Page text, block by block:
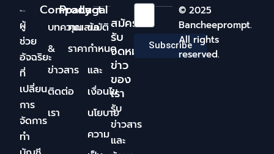
ผู้
ช่วย
อัจฉริยะ
ที่
เปลี่ยน
การ
จัดการ
ทำ
Company
บทความ
&
ข่าวสาร
ติดต่อ
เรา
Product
คุณสมบัติ
ราคา
Legal
ข้อ
กำหนด
และ
เงื่อนไข
นโยบาย
ความ
สมัคร
รับ
จดหมาย
ข่าว
ของ
เรา
รับ
ข่าวสาร
และ
Subscribe
© 2025
Bancheeprompt.
All rights
reserved.